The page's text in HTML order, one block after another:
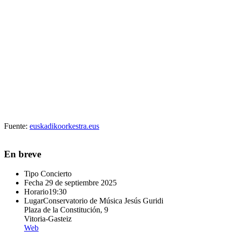
Fuente: euskadikoorkestra.eus
En breve
Tipo Concierto
Fecha 29 de septiembre 2025
Horario19:30
LugarConservatorio de Música Jesús Guridi
Plaza de la Constitución, 9
Vitoria-Gasteiz
Web